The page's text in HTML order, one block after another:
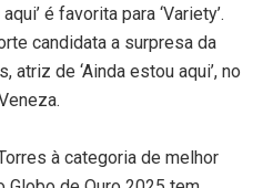
é favorita para ‘Variety’.
candidata a surpresa da
atriz de ‘Ainda estou aqui’, no
à categoria de melhor